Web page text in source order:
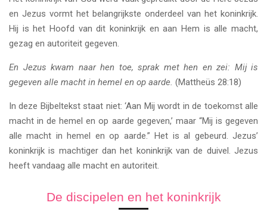
en Jezus vormt het belangrijkste onderdeel van het koninkrijk.
Hij is het Hoofd van dit koninkrijk en aan Hem is alle macht,
gezag en autoriteit gegeven.
En Jezus kwam naar hen toe, sprak met hen en zei: Mij is
gegeven alle macht in hemel en op aarde. (Mattheüs 28:18)
In deze Bijbeltekst staat niet: ‘Aan Mij wordt in de toekomst alle
macht in de hemel en op aarde gegeven,’ maar “Mij is gegeven
alle macht in hemel en op aarde.” Het is al gebeurd. Jezus’
koninkrijk is machtiger dan het koninkrijk van de duivel. Jezus
heeft vandaag alle macht en autoriteit.
De discipelen en het koninkrijk